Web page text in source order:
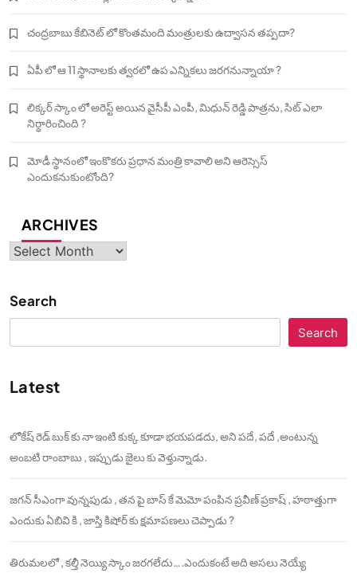
చంద్రబాబు కేబినెట్ లో కొంతమంది మంత్రులకు ఉద్వాసన తప్పదా?
ఏపీ లో ఆ 11 స్థానాలకు త్వరలో ఉప ఎన్నికలు జరగనున్నాయా ?
లిక్కర్ స్కాం లో అరెస్ట్ అయిన వైసీపీ ఎంపీ, మిధున్ రెడ్డి పాత్రను, సిట్ ఎలా
నిర్ధారించింది ?
మోడీ స్థానంలో ఇంకొకరు ప్రధాన మంత్రి కావాలి అని ఆరెస్సెస్‌
ఎందుకనుకుంటోంది?
ARCHIVES
Archives
Search
Search
Latest
లోకేష్ రెడ్ బుక్ కు నా ఇంటి కుక్క కూడా భయపడదు, అని పదే, పదే ,అంటున్న
అంబటి రాంబాబు , ఇప్పుడు జైలు కు వెళ్తున్నాడు.
జగన్ సీఎంగా వున్నపుడు , తన పై బాస్ కే మెమో పంపిన ప్రవీణ్ ప్రకాష్ , హఠాత్తుగా
ఎందుకు ఏబివి కి , జాస్తి కిషోర్ కు క్షమాపణలు చెప్పాడు ?
తిరుమలలో , కల్తీ నెయ్యి స్కాం జరగలేదు….ఎందుకంటే అది అసలు నెయ్యే